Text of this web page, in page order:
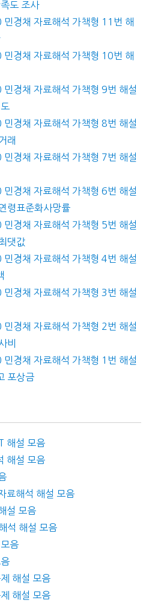
도 조사
경채 자료해석 가책형 11번 해
경채 자료해석 가책형 10번 해
경채 자료해석 가책형 9번 해설
경채 자료해석 가책형 8번 해설
래
경채 자료해석 가책형 7번 해설
경채 자료해석 가책형 6번 해설
령표준화사망률
경채 자료해석 가책형 5번 해설
댓값
경채 자료해석 가책형 4번 해설
경채 자료해석 가책형 3번 해설
경채 자료해석 가책형 2번 해설
비
경채 자료해석 가책형 1번 해설
포상금
해설 모음
해설 모음
료해석 해설 모음
설 모음
석 해설 모음
음
해설 모음
해설 모음